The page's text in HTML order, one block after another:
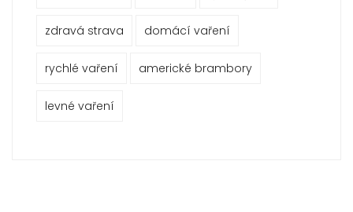
zdravá strava domácí vaření
rychlé vaření americké brambory
levné vaření